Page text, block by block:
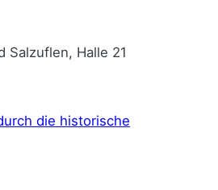
Salzuflen, Halle 21